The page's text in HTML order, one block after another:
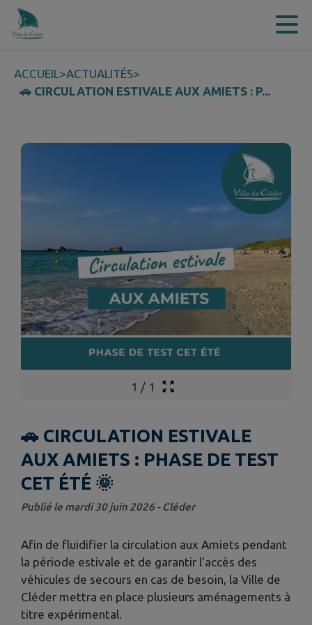
Contenu
ACCUEIL>ACTUALITÉS>
🚗 CIRCULATION ESTIVALE AUX AMIETS : P...
1 / 1
🚗 CIRCULATION ESTIVALE
AUX AMIETS : PHASE DE TEST
CET ÉTÉ 🌞
Publié le mardi 30 juin 2026 - Cléder
Afin de fluidifier la circulation aux Amiets pendant
la période estivale et de garantir l'accès des
véhicules de secours en cas de besoin, la Ville de
Cléder mettra en place plusieurs aménagements à
titre expérimental.